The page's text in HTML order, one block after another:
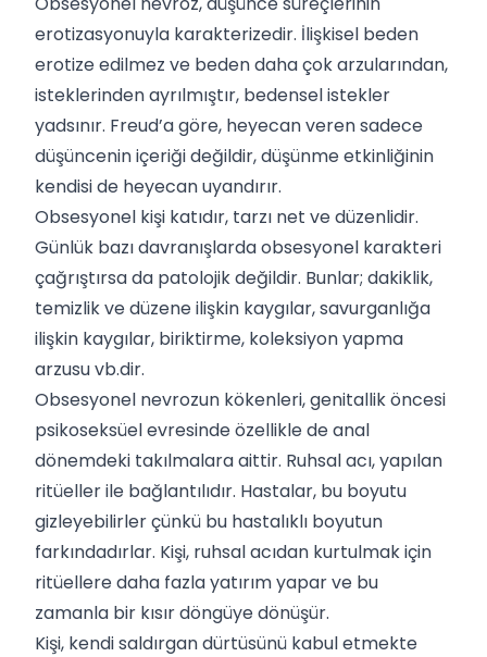
erotizasyonuyla karakterizedir. İlişkisel beden
erotize edilmez ve beden daha çok arzularından,
isteklerinden ayrılmıştır, bedensel istekler
yadsınır. Freud’a göre, heyecan veren sadece
düşüncenin içeriği değildir, düşünme etkinliğinin
kendisi de heyecan uyandırır.
Obsesyonel kişi katıdır, tarzı net ve düzenlidir.
Günlük bazı davranışlarda obsesyonel karakteri
çağrıştırsa da patolojik değildir. Bunlar; dakiklik,
temizlik ve düzene ilişkin kaygılar, savurganlığa
ilişkin kaygılar, biriktirme, koleksiyon yapma
arzusu vb.dir.
Obsesyonel nevrozun kökenleri, genitallik öncesi
psikoseksüel evresinde özellikle de anal
dönemdeki takılmalara aittir. Ruhsal acı, yapılan
ritüeller ile bağlantılıdır. Hastalar, bu boyutu
gizleyebilirler çünkü bu hastalıklı boyutun
farkındadırlar. Kişi, ruhsal acıdan kurtulmak için
ritüellere daha fazla yatırım yapar ve bu
zamanla bir kısır döngüye dönüşür.
Kişi, kendi saldırgan dürtüsünü kabul etmekte